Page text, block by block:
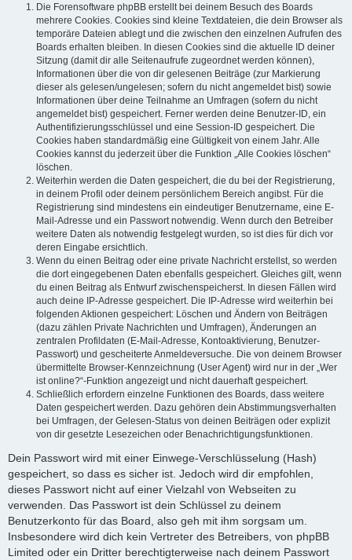
Die Forensoftware phpBB erstellt bei deinem Besuch des Boards
mehrere Cookies. Cookies sind kleine Textdateien, die dein Browser als
temporäre Dateien ablegt und die zwischen den einzelnen Aufrufen des
Boards erhalten bleiben. In diesen Cookies sind die aktuelle ID deiner
Sitzung (damit dir alle Seitenaufrufe zugeordnet werden können),
Informationen über die von dir gelesenen Beiträge (zur Markierung
dieser als gelesen/ungelesen; sofern du nicht angemeldet bist) sowie
Informationen über deine Teilnahme an Umfragen (sofern du nicht
angemeldet bist) gespeichert. Ferner werden deine Benutzer-ID, ein
Authentifizierungsschlüssel und eine Session-ID gespeichert. Die
Cookies haben standardmäßig eine Gültigkeit von einem Jahr. Alle
Cookies kannst du jederzeit über die Funktion „Alle Cookies löschen“
löschen.
Weiterhin werden die Daten gespeichert, die du bei der Registrierung,
in deinem Profil oder deinem persönlichem Bereich angibst. Für die
Registrierung sind mindestens ein eindeutiger Benutzername, eine E-
Mail-Adresse und ein Passwort notwendig. Wenn durch den Betreiber
weitere Daten als notwendig festgelegt wurden, so ist dies für dich vor
deren Eingabe ersichtlich.
Wenn du einen Beitrag oder eine private Nachricht erstellst, so werden
die dort eingegebenen Daten ebenfalls gespeichert. Gleiches gilt, wenn
du einen Beitrag als Entwurf zwischenspeicherst. In diesen Fällen wird
auch deine IP-Adresse gespeichert. Die IP-Adresse wird weiterhin bei
folgenden Aktionen gespeichert: Löschen und Ändern von Beiträgen
(dazu zählen Private Nachrichten und Umfragen), Änderungen an
zentralen Profildaten (E-Mail-Adresse, Kontoaktivierung, Benutzer-
Passwort) und gescheiterte Anmeldeversuche. Die von deinem Browser
übermittelte Browser-Kennzeichnung (User Agent) wird nur in der „Wer
ist online?“-Funktion angezeigt und nicht dauerhaft gespeichert.
Schließlich erfordern einzelne Funktionen des Boards, dass weitere
Daten gespeichert werden. Dazu gehören dein Abstimmungsverhalten
bei Umfragen, der Gelesen-Status von deinen Beiträgen oder explizit
von dir gesetzte Lesezeichen oder Benachrichtigungsfunktionen.
Dein Passwort wird mit einer Einwege-Verschlüsselung (Hash)
gespeichert, so dass es sicher ist. Jedoch wird dir empfohlen,
dieses Passwort nicht auf einer Vielzahl von Webseiten zu
verwenden. Das Passwort ist dein Schlüssel zu deinem
Benutzerkonto für das Board, also geh mit ihm sorgsam um.
Insbesondere wird dich kein Vertreter des Betreibers, von phpBB
Limited oder ein Dritter berechtigterweise nach deinem Passwort